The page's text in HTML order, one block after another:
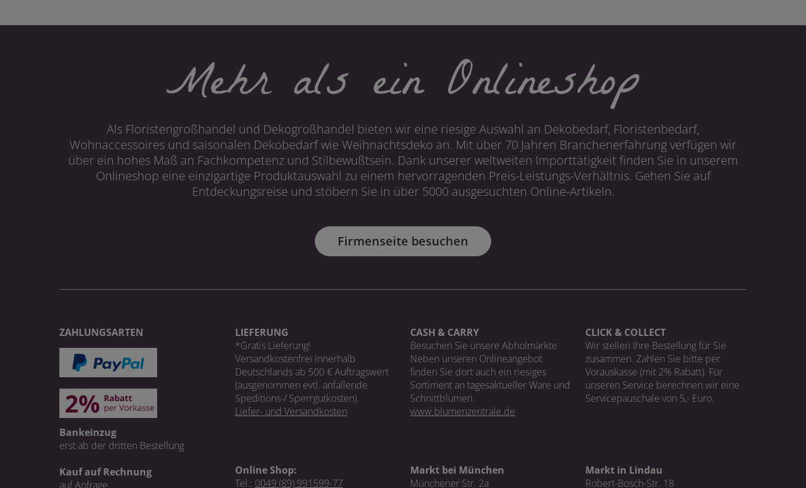
Mehr als ein Onlineshop
Als Floristengroßhandel und Dekogroßhandel bieten wir eine riesige Auswahl an Dekobedarf, Floristenbedarf,
Wohnaccessoires und saisonalen Dekobedarf wie Weihnachtsdeko an. Mit über 70 Jahren Branchenerfahrung verfügen wir
über ein hohes Maß an Fachkompetenz und Stilbewußtsein. Dank unserer weltweiten Importtätigkeit finden Sie in unserem
Onlineshop eine einzigartige Produktauswahl zu einem hervorragenden Preis-Leistungs-Verhältnis. Gehen Sie auf
Entdeckungsreise und stöbern Sie in über 5000 ausgesuchten Online-Artikeln.
Firmenseite besuchen
ZAHLUNGSARTEN
Bankeinzug
erst ab der dritten Bestellung
Kauf auf Rechnung
auf Anfrage
LIEFERUNG
*Gratis Lieferung!
Versandkostenfrei innerhalb
Deutschlands ab 500 € Auftragswert
(ausgenommen evtl. anfallende
Speditions-/ Sperrgutkosten).
Liefer- und Versandkosten
CASH & CARRY
Besuchen Sie unsere Abholmärkte
Neben unseren Onlineangebot
finden Sie dort auch ein riesiges
Sortiment an tagesaktueller Ware und
Schnittblumen.
www.blumenzentrale.de
CLICK & COLLECT
Wir stellen Ihre Bestellung für Sie
zusammen. Zahlen Sie bitte per
Vorauskasse (mit 2% Rabatt). Für
unseren Service berechnen wir eine
Servicepauschale von 5,- Euro.
Online Shop:
Tel.: 0049 (89) 991599-77
Markt bei München
Münchener Str. 2a
Markt in Lindau
Robert-Bosch-Str. 18